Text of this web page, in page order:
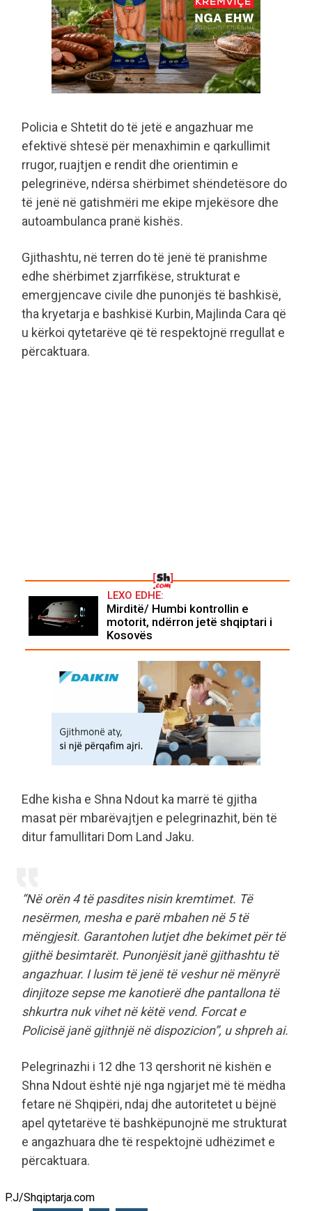
Policia e Shtetit do të jetë e angazhuar me
efektivë shtesë për menaxhimin e qarkullimit
rrugor, ruajtjen e rendit dhe orientimin e
pelegrinëve, ndërsa shërbimet shëndetësore do
të jenë në gatishmëri me ekipe mjekësore dhe
autoambulanca pranë kishës.
Gjithashtu, në terren do të jenë të pranishme
edhe shërbimet zjarrfikëse, strukturat e
emergjencave civile dhe punonjës të bashkisë,
tha kryetarja e bashkisë Kurbin, Majlinda Cara që
u kërkoi qytetarëve që të respektojnë rregullat e
përcaktuara.
LEXO EDHE:
Mirditë/ Humbi kontrollin e
motorit, ndërron jetë shqiptari i
Kosovës
Edhe kisha e Shna Ndout ka marrë të gjitha
masat për mbarëvajtjen e pelegrinazhit, bën të
ditur famullitari Dom Land Jaku.
“Në orën 4 të pasdites nisin kremtimet. Të
nesërmen, mesha e parë mbahen në 5 të
mëngjesit. Garantohen lutjet dhe bekimet për të
gjithë besimtarët. Punonjësit janë gjithashtu të
angazhuar. I lusim të jenë të veshur në mënyrë
dinjitoze sepse me kanotierë dhe pantallona të
shkurtra nuk vihet në këtë vend. Forcat e
Policisë janë gjithnjë në dispozicion”, u shpreh ai.
Pelegrinazhi i 12 dhe 13 qershorit në kishën e
Shna Ndout është një nga ngjarjet më të mëdha
fetare në Shqipëri, ndaj dhe autoritetet u bëjnë
apel qytetarëve të bashkëpunojnë me strukturat
e angazhuara dhe të respektojnë udhëzimet e
përcaktuara.
P.J/Shqiptarja.com